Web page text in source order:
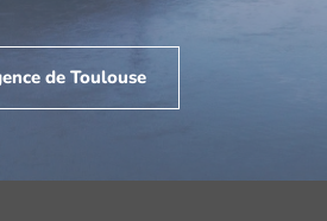
de Toulouse